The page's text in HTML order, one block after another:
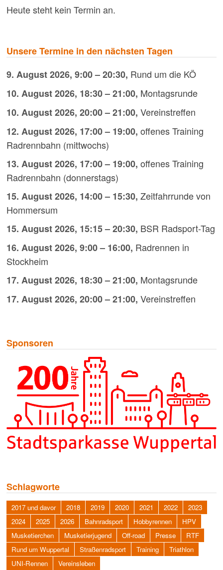
Heute steht kein Termin an.
Unsere Termine in den nächsten Tagen
9. August 2026, 9:00– 20:30, Rund um die KÖ
10. August 2026, 18:30– 21:00, Montagsrunde
10. August 2026, 20:00– 21:00, Vereinstreffen
12. August 2026, 17:00– 19:00, offenes Training
Radrennbahn (mittwochs)
13. August 2026, 17:00– 19:00, offenes Training
Radrennbahn (donnerstags)
15. August 2026, 14:00– 15:30, Zeitfahrrunde von
Hommersum
15. August 2026, 15:15– 20:30, BSR Radsport-Tag
16. August 2026, 9:00– 16:00, Radrennen in
Stockheim
17. August 2026, 18:30– 21:00, Montagsrunde
17. August 2026, 20:00– 21:00, Vereinstreffen
Sponsoren
Schlagworte
2017 und davor 2018 2019 2020 2021 2022
2023
2024
2025 2026 Bahnradsport Hobbyrennen
HPV
Musketierchen
Musketierjugend Off-road Presse
RTF
Rund um Wuppertal
Straßenradsport Training
Triathlon
UNI-Rennen
Vereinsleben